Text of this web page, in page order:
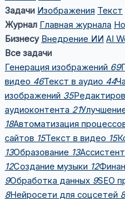
Задачи Изображения Текст
Журнал Главная журнала
Бизнесу Внедрение ИИ AI
Все задачи
Генерация изображений 69
видео 46Текст в аудио 44
изображений 35
аудиоконтента 21
18Автоматизация
сайтов 15Текст в видео 15
13Образование 13
12Создание музыки 12
9Обработка данных 9SEO
8Нейросети для соцсетей 8